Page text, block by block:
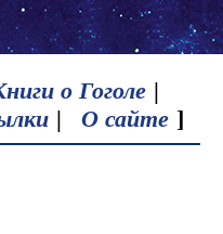
о Гоголе |
| О сайте ]